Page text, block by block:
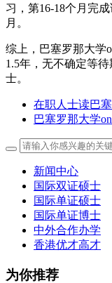
习，第16-18个月完
月。
综上，巴塞罗那大学
1.5年，无不确定等
士。
在职人士读巴
巴塞罗那大学
新闻中心
国际双证硕士
国际单证硕士
国际单证博士
中外合作办学
香港优才高才
为你推荐